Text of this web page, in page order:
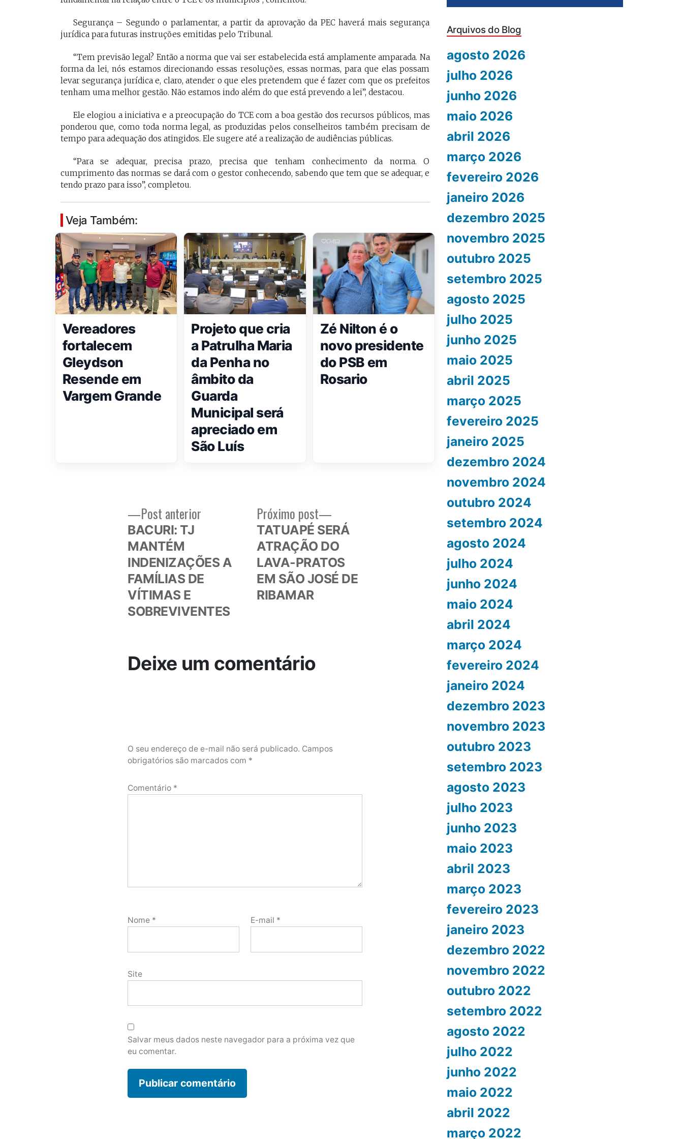
Segurança – Segundo o parlamentar, a partir da aprovação da PEC haverá mais segurança
jurídica para futuras instruções emitidas pelo Tribunal.
“Tem previsão legal? Então a norma que vai ser estabelecida está amplamente amparada. Na
forma da lei, nós estamos direcionando essas resoluções, essas normas, para que elas possam
levar segurança jurídica e, claro, atender o que eles pretendem que é fazer com que os prefeitos
tenham uma melhor gestão. Não estamos indo além do que está prevendo a lei”, destacou.
Ele elogiou a iniciativa e a preocupação do TCE com a boa gestão dos recursos públicos, mas
ponderou que, como toda norma legal, as produzidas pelos conselheiros também precisam de
tempo para adequação dos atingidos. Ele sugere até a realização de audiências públicas.
“Para se adequar, precisa prazo, precisa que tenham conhecimento da norma. O
cumprimento das normas se dará com o gestor conhecendo, sabendo que tem que se adequar, e
tendo prazo para isso”, completou.
Veja Também:
Vereadores
fortalecem
Gleydson
Resende em
Vargem Grande
Projeto que cria
a Patrulha Maria
da Penha no
âmbito da
Guarda
Municipal será
apreciado em
São Luís
Zé Nilton é o
novo presidente
do PSB em
Rosario
Navegação
Post anterior
BACURI: TJ
MANTÉM
INDENIZAÇÕES A
FAMÍLIAS DE
VÍTIMAS E
SOBREVIVENTES
Próximo post
post:
TATUAPÉ SERÁ
ATRAÇÃO DO
LAVA-PRATOS
EM SÃO JOSÉ DE
RIBAMAR
Deixe um comentário
O seu endereço de e-mail não será publicado. Campos
obrigatórios são marcados com *
Comentário *
Nome * E-mail *
Site
Salvar meus dados neste navegador para a próxima vez que
eu comentar.
Arquivos do Blog
agosto 2026
julho 2026
junho 2026
maio 2026
abril 2026
março 2026
fevereiro 2026
janeiro 2026
dezembro 2025
novembro 2025
outubro 2025
setembro 2025
agosto 2025
julho 2025
junho 2025
maio 2025
abril 2025
março 2025
fevereiro 2025
janeiro 2025
dezembro 2024
novembro 2024
outubro 2024
setembro 2024
agosto 2024
julho 2024
junho 2024
maio 2024
abril 2024
março 2024
fevereiro 2024
janeiro 2024
dezembro 2023
novembro 2023
outubro 2023
setembro 2023
agosto 2023
julho 2023
junho 2023
maio 2023
abril 2023
março 2023
fevereiro 2023
janeiro 2023
dezembro 2022
novembro 2022
outubro 2022
setembro 2022
agosto 2022
julho 2022
junho 2022
maio 2022
abril 2022
março 2022